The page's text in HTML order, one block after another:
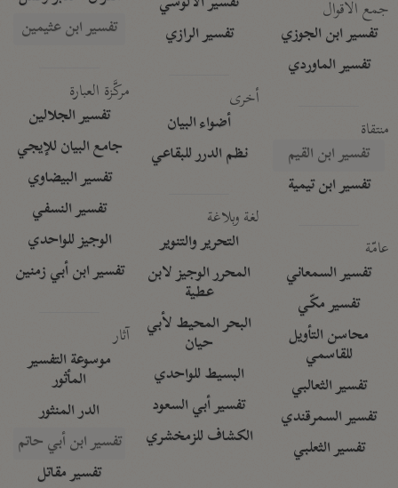
جمع الأقوال
تفسير ابن الجوزي
تفسير الماوردي
منتقاة
تفسير ابن القيم
تفسير ابن تيمية
عامّة
تفسير السمعاني
تفسير مكّي
محاسن التأويل
للقاسمي
تفسير الثعالبي
تفسير السمرقندي
تفسير الثعلبي
تفسير الرازي
أخرى
أضواء البيان
نظم الدرر للبقاعي
لغة وبلاغة
التحرير والتنوير
المحرر الوجيز لابن
عطية
البحر المحيط لأبي
حيان
البسيط للواحدي
تفسير أبي السعود
الكشاف للزمخشري
تفسير ابن عثيمين
مركَّزة العبارة
تفسير الجلالين
جامع البيان للإيجي
تفسير البيضاوي
تفسير النسفي
الوجيز للواحدي
تفسير ابن أبي زمنين
آثار
موسوعة التفسير
المأثور
الدر المنثور
تفسير ابن أبي حاتم
تفسير مقاتل